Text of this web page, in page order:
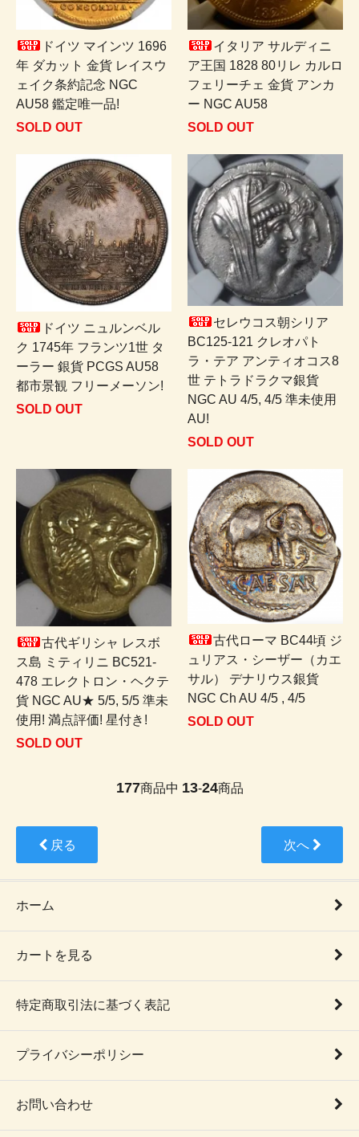
ドイツ マインツ 1696
年 ダカット 金貨 レイスウ
ェイク条約記念 NGC
AU58 鑑定唯一品!
SOLD OUT
イタリア サルディニ
ア王国 1828 80リレ カルロ
フェリーチェ 金貨 アンカ
ー NGC AU58
SOLD OUT
ドイツ ニュルンベル
ク 1745年 フランツ1世 タ
ーラー 銀貨 PCGS AU58
都市景観 フリーメーソン!
SOLD OUT
セレウコス朝シリア
BC125-121 クレオパト
ラ・テア アンティオコス8
世 テトラドラクマ銀貨
NGC AU 4/5, 4/5 準未使用
AU!
SOLD OUT
古代ギリシャ レスボ
ス島 ミティリニ BC521-
478 エレクトロン・ヘクテ
貨 NGC AU★ 5/5, 5/5 準未
使用! 満点評価! 星付き!
SOLD OUT
古代ローマ BC44頃 ジ
ュリアス・シーザー（カエ
サル） デナリウス銀貨
NGC Ch AU 4/5 , 4/5
SOLD OUT
177商品中 13-24商品
戻る 次へ
ホーム
カートを見る
特定商取引法に基づく表記
プライバシーポリシー
お問い合わせ